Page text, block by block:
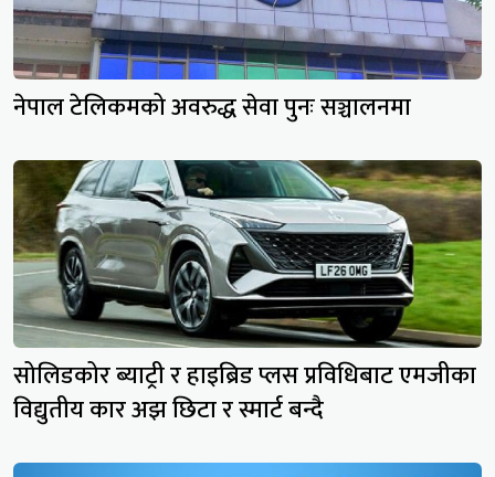
नेपाल टेलिकमको अवरुद्ध सेवा पुनः सञ्चालनमा
सोलिडकोर ब्याट्री र हाइब्रिड प्लस प्रविधिबाट एमजीका
विद्युतीय कार अझ छिटा र स्मार्ट बन्दै